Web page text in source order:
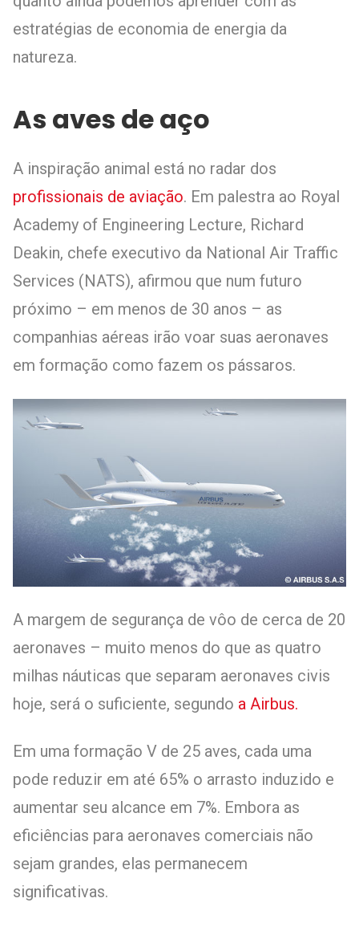
estratégias de economia de energia da
natureza.
As aves de aço
A inspiração animal está no radar dos
profissionais de aviação. Em palestra ao Royal
Academy of Engineering Lecture, Richard
Deakin, chefe executivo da National Air Traffic
Services (NATS), afirmou que num futuro
próximo – em menos de 30 anos – as
companhias aéreas irão voar suas aeronaves
em formação como fazem os pássaros.
A margem de segurança de vôo de cerca de 20
aeronaves – muito menos do que as quatro
milhas náuticas que separam aeronaves civis
hoje, será o suficiente, segundo a Airbus.
Em uma formação V de 25 aves, cada uma
pode reduzir em até 65% o arrasto induzido e
aumentar seu alcance em 7%. Embora as
eficiências para aeronaves comerciais não
sejam grandes, elas permanecem
significativas.